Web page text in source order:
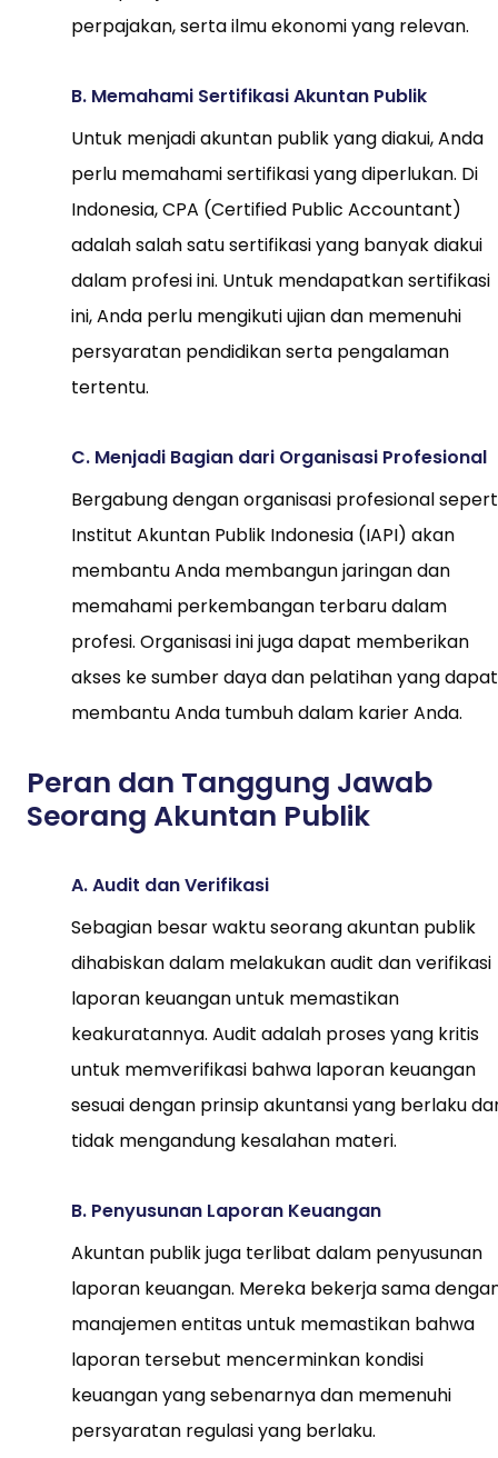
perpajakan, serta ilmu ekonomi yang relevan.
B. Memahami Sertifikasi Akuntan Publik
Untuk menjadi akuntan publik yang diakui, Anda
perlu memahami sertifikasi yang diperlukan. Di
Indonesia, CPA (Certified Public Accountant)
adalah salah satu sertifikasi yang banyak diakui
dalam profesi ini. Untuk mendapatkan sertifikasi
ini, Anda perlu mengikuti ujian dan memenuhi
persyaratan pendidikan serta pengalaman
tertentu.
C. Menjadi Bagian dari Organisasi Profesional
Bergabung dengan organisasi profesional
Institut Akuntan Publik Indonesia (IAPI) akan
membantu Anda membangun jaringan dan
memahami perkembangan terbaru dalam
profesi. Organisasi ini juga dapat memberikan
akses ke sumber daya dan pelatihan yang dapat
membantu Anda tumbuh dalam karier Anda.
Peran dan Tanggung Jawab
Seorang Akuntan Publik
A. Audit dan Verifikasi
Sebagian besar waktu seorang akuntan publik
dihabiskan dalam melakukan audit dan verifikasi
laporan keuangan untuk memastikan
keakuratannya. Audit adalah proses yang kritis
untuk memverifikasi bahwa laporan keuangan
sesuai dengan prinsip akuntansi yang berlaku
tidak mengandung kesalahan materi.
B. Penyusunan Laporan Keuangan
Akuntan publik juga terlibat dalam penyusunan
laporan keuangan. Mereka bekerja sama
manajemen entitas untuk memastikan bahwa
laporan tersebut mencerminkan kondisi
keuangan yang sebenarnya dan memenuhi
persyaratan regulasi yang berlaku.